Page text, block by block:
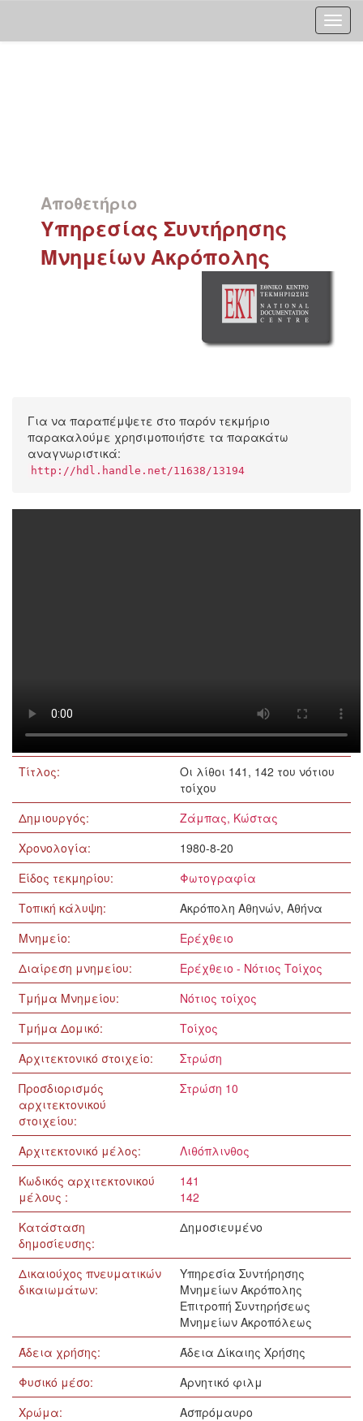
Αποθετήριο
Υπηρεσίας Συντήρησης
Μνημείων Ακρόπολης
Για να παραπέμψετε στο παρόν τεκμήριο
παρακαλούμε χρησιμοποιήστε τα παρακάτω
αναγνωριστικά:
http://hdl.handle.net/11638/13194
Τίτλος:
Οι λίθοι 141, 142 του νότιου
τοίχου
Δημιουργός:
Ζάμπας, Κώστας
Χρονολογία:
1980-8-20
Είδος τεκμηρίου:
Φωτογραφία
Τοπική κάλυψη:
Ακρόπολη Αθηνών, Αθήνα
Μνημείο:
Ερέχθειο
Διαίρεση μνημείου:
Ερέχθειο - Νότιος Τοίχος
Τμήμα Μνημείου:
Νότιος τοίχος
Τμήμα Δομικό:
Τοίχος
Αρχιτεκτονικό στοιχείο:
Στρώση
Προσδιορισμός
αρχιτεκτονικού
στοιχείου:
Στρώση 10
Αρχιτεκτονικό μέλος:
Λιθόπλινθος
Κωδικός αρχιτεκτονικού
μέλους :
141
142
Κατάσταση
δημοσίευσης:
Δημοσιευμένο
Δικαιούχος πνευματικών
δικαιωμάτων:
Υπηρεσία Συντήρησης
Μνημείων Ακρόπολης
Επιτροπή Συντηρήσεως
Μνημείων Ακροπόλεως
Άδεια χρήσης:
Άδεια Δίκαιης Χρήσης
Φυσικό μέσο:
Αρνητικό φιλμ
Χρώμα:
Ασπρόμαυρο